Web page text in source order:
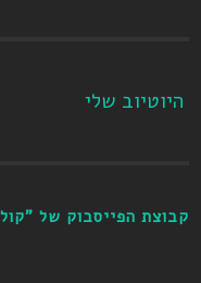
היוטיוב שלי
קבוצת הפייסבוק של